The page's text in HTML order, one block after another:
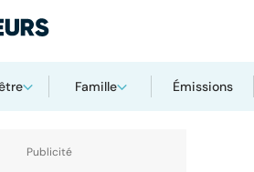
Famille Émissions
Hépatites